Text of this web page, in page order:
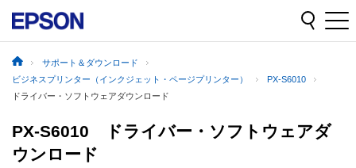
サポート＆ダウンロード
ビジネスプリンター（インクジェット・ページプリンター）
PX-S6010
ドライバー・ソフトウェアダウンロード
PX-S6010 ドライバー・ソフトウェアダ
ウンロード